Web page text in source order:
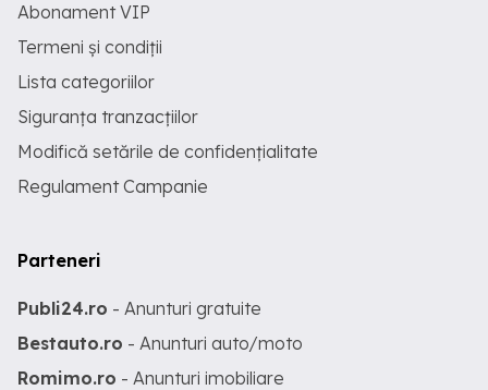
Abonament VIP
Termeni și condiții
Lista categoriilor
Siguranța tranzacțiilor
Modifică setările de confidențialitate
Regulament Campanie
Parteneri
Publi24.ro - Anunturi gratuite
Bestauto.ro - Anunturi auto/moto
Romimo.ro - Anunturi imobiliare